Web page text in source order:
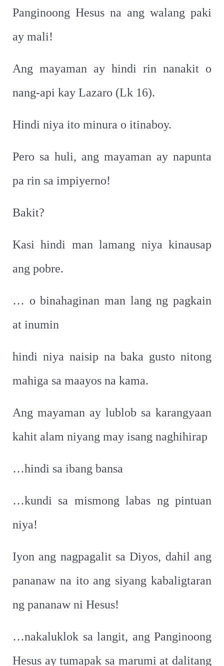
Panginoong Hesus na ang walang paki
ay mali!
Ang mayaman ay hindi rin nanakit o
nang-api kay Lazaro (Lk 16).
Hindi niya ito minura o itinaboy.
Pero sa huli, ang mayaman ay napunta
pa rin sa impiyerno!
Bakit?
Kasi hindi man lamang niya kinausap
ang pobre.
… o binahaginan man lang ng pagkain
at inumin
hindi niya naisip na baka gusto nitong
mahiga sa maayos na kama.
Ang mayaman ay lublob sa karangyaan
kahit alam niyang may isang naghihirap
…hindi sa ibang bansa
…kundi sa mismong labas ng pintuan
niya!
Iyon ang nagpagalit sa Diyos, dahil ang
pananaw na ito ang siyang kabaligtaran
ng pananaw ni Hesus!
…nakaluklok sa langit, ang Panginoong
Hesus ay tumapak sa marumi at dalitang